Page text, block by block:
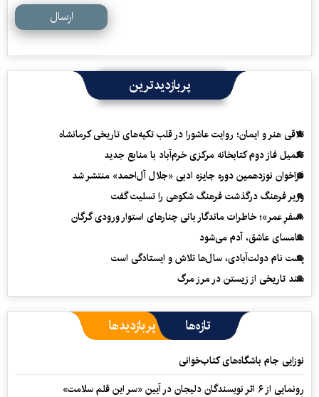
ارسال
پربازدیدترین
تلاقی هنر و ایمان؛ روایت عاشورا در قلب تکیه‌های تاریخی کرمانشاه
تکمیل فاز دوم کتابخانه مرکزی خرم‌آباد با منابع جدید
فراخوان نوزدهمین دوره جایزه ادبی «جلال آل‌احمد» منتشر شد
وزیر فرهنگ درگذشت فرهنگ شکوهی را تسلیت گفت
«سفرِ عمر»؛ خاطرات ماندگار بانی چنارهای استوار ورودی گرگان
سامسای عاشق، آدم می‌شود
پشت نام دولت‌آبادی، سال‌ها تلاش و ایستادگی است
سند تاریخی از زیستن در مرز مرگ
تازه‌ها پربازدیدها
نوزایی جام باشگاه‌های کتاب‌خوانی
رونمایی از ۶ اثر نویسندگان دلیجان در آیین «سر این قلم سلامت»